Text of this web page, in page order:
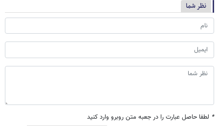
نظر شما
* لطفا حاصل عبارت را در جعبه متن روبرو وارد کنید